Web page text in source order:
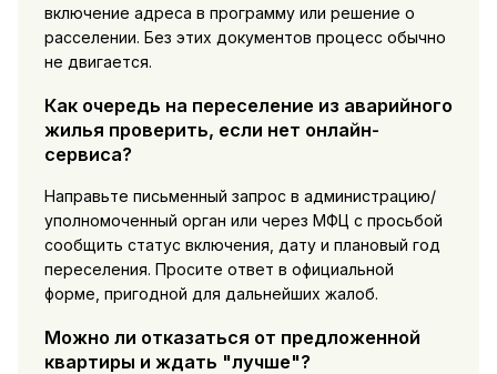
включение адреса в программу или решение о
расселении. Без этих документов процесс обычно
не двигается.
Как очередь на переселение из аварийного
жилья проверить, если нет онлайн-
сервиса?
Направьте письменный запрос в администрацию/
уполномоченный орган или через МФЦ с просьбой
сообщить статус включения, дату и плановый год
переселения. Просите ответ в официальной
форме, пригодной для дальнейших жалоб.
Можно ли отказаться от предложенной
квартиры и ждать "лучше"?